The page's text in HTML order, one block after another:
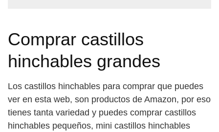
Comprar castillos
hinchables grandes
Los castillos hinchables para comprar que puedes
ver en esta web, son productos de Amazon, por eso
tienes tanta variedad y puedes comprar castillos
hinchables pequeños, mini castillos hinchables